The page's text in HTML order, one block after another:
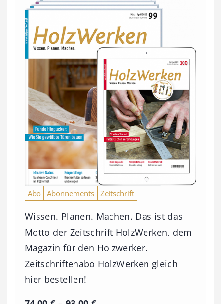
Abo Abonnements Zeitschrift
Wissen. Planen. Machen. Das ist das
Motto der Zeitschrift HolzWerken, dem
Magazin für den Holzwerker.
Zeitschriftenabo HolzWerken gleich
hier bestellen!